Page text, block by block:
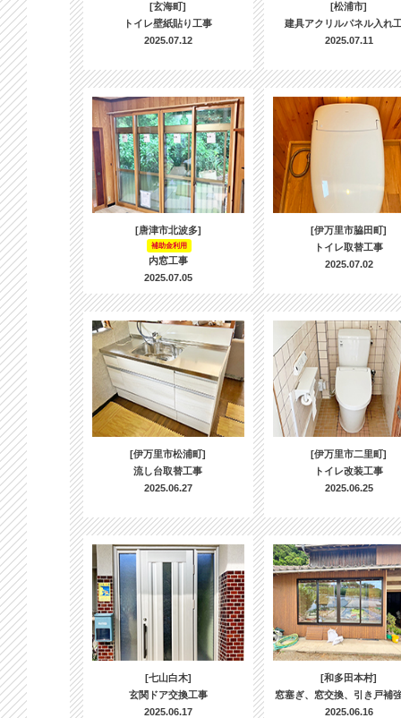
[玄海町]
トイレ壁紙貼り工事
2025.07.12
[松浦市]
建具アクリルパネル入れ
2025.07.11
[唐津市北波多]
補助金利用
内窓工事
2025.07.05
[伊万里市脇田町]
トイレ取替工事
2025.07.02
[伊万里市松浦町]
流し台取替工事
2025.06.27
[伊万里市二里町]
トイレ改装工事
2025.06.25
[七山白木]
玄関ドア交換工事
2025.06.17
[和多田本村]
窓塞ぎ、窓交換、引き戸補
2025.06.16